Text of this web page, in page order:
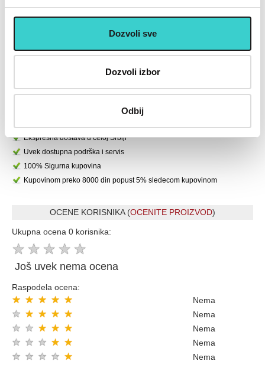
Dozvoli sve
Dozvoli izbor
Odbij
4.900 rsd 2.490 rsd
Placanje do 12 rata bez kamate karticom Banke Intese
32 god.sa Vama su Garancija poverenja
Ekspresna dostava u celoj Srbiji
Uvek dostupna podrška i servis
100% Sigurna kupovina
Kupovinom preko 8000 din popust 5% sledecom kupovinom
OCENE KORISNIKA (OCENITE PROIZVOD)
Ukupna ocena 0 korisnika:
★ ★ ★ ★ ★
Još uvek nema ocena
Raspodela ocena:
★
★
★
★
★ Nema
★
★
★
★
★ Nema
★
★
★
★
★ Nema
★
★
★
★
★ Nema
★
★
★
★
★ Nema